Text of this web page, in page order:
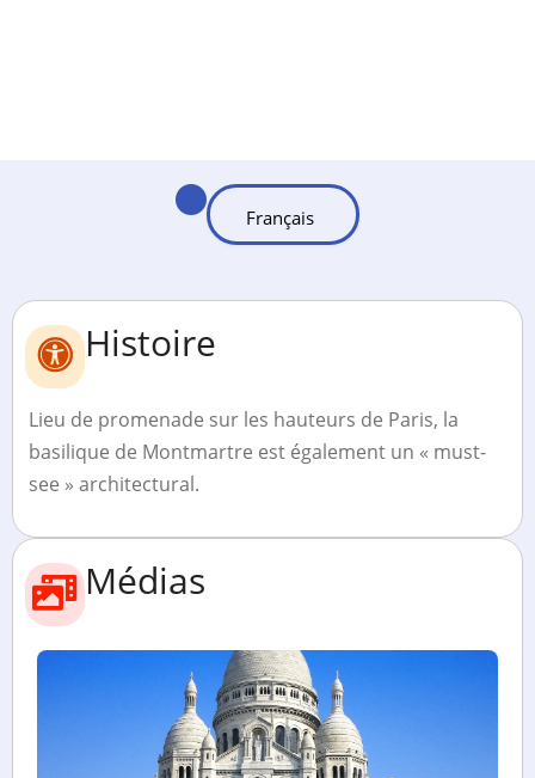
Histoire
Lieu de promenade sur les hauteurs de Paris, la
basilique de Montmartre est également un « must-
see » architectural.
Médias